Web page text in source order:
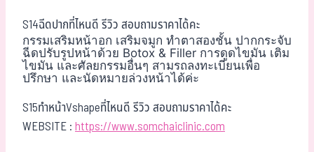
S14ฉีดปากที่ไหนดี รีวิว สอบถามราคาได้คะ
กรรมเสริมหน้าอก เสริมจมูก ทำตาสองชั้น ปากกระจับ
ฉีดปรับรูปหน้าด้วย Botox & Filler การดูดไขมัน เติม
ไขมัน และศัลยกรรมอื่นๆ สามรถลงทะเบียนเพื่อ
ปรึกษา และนัดหมายล่วงหน้าได้ค่ะ
S15ทำหน้าVshapeที่ไหนดี รีวิว สอบถามราคาได้คะ
WEBSITE :https://www.somchaiclinic.com